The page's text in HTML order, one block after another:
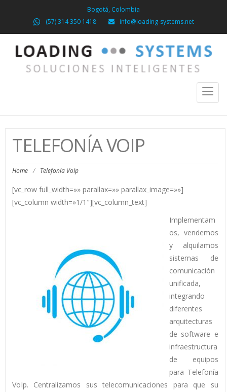
Bogotá, Colombia
(57) 314 350 1418
info@loading-systems.net
Toggle
TELEFONÍA VOIP
Home / Telefonía VoIp
[vc_row full_width=»» parallax=»» parallax_image=»»]
[vc_column width=»1/1″][vc_column_text]
Implementam
os, vendemos
y alquilamos
sistemas de
comunicación
unificada,
integrando
diferentes
arquitecturas
de software e
infraestructura
de equipos
para Telefonía
VoIp. Centralizamos sus telecomunicaciones para que su